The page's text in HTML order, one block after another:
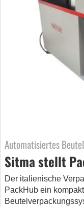
Automatisiertes
Sitma stellt
Der italienische
PackHub ein